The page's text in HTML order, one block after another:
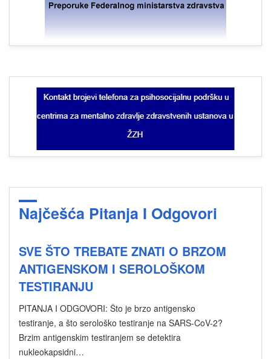
Najčešća Pitanja I Odgovori
SVE ŠTO TREBATE ZNATI O BRZOM
ANTIGENSKOM I SEROLOŠKOM
TESTIRANJU
PITANJA I ODGOVORI: Što je brzo antigensko
testiranje, a što serološko testiranje na SARS-CoV-2?
Brzim antigenskim testiranjem se detektira
nukleokapsidni…